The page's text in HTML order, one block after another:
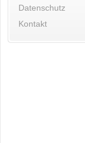
Datenschutz
Kontakt